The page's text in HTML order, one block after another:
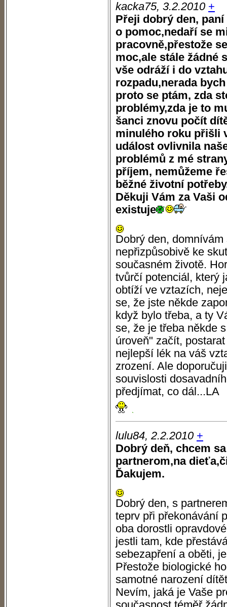
kacka75, 3.2.2010 +
Přeji dobrý den,
o pomoc,nedaří se
pracovně,přestože
moc,ale stále žádné
vše odráží i do
rozpadu,nerada
proto se ptám, zda
problémy,zda je to
šanci znovu počít
minulého roku přišli
událost ovlivnila
problémů z mé
příjem, nemůžeme
běžné životní
Děkuji Vám za Vaši
existuje
Dobrý den,
nepřizpůsobivě ke
současném životě.
tvůrčí potenciál, který
obtíží ve vztazích,
se, že jste někde
když bylo třeba, a ty
se, že je třeba někde
úroveň" začít,
nejlepší lék na váš
zrození. Ale
souvislosti
předjímat, co dál...LA
lulu84, 2.2.2010 +
Dobrý deň, chcem
partnerom,na
Ďakujem.
Dobrý den, s
teprv při překonávání
oba dorostli
jestli tam, kde
sebezapření a oběti,
Přestože biologické
samotné narození
Nevím, jaká je Vaše